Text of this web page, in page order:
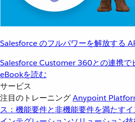
Salesforce のフルパワーを解放する
Salesforce Customer 360との連携で
eBookを読む
サービス
注目のトレーニングAnypoint
ス：機能要件と非機能要件を満たす